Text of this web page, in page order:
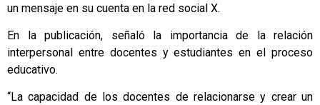
un mensaje en su cuenta en la red social X.
En la publicación, señaló la importancia de la relación
interpersonal entre docentes y estudiantes en el proceso
educativo.
“La capacidad de los docentes de relacionarse y crear un